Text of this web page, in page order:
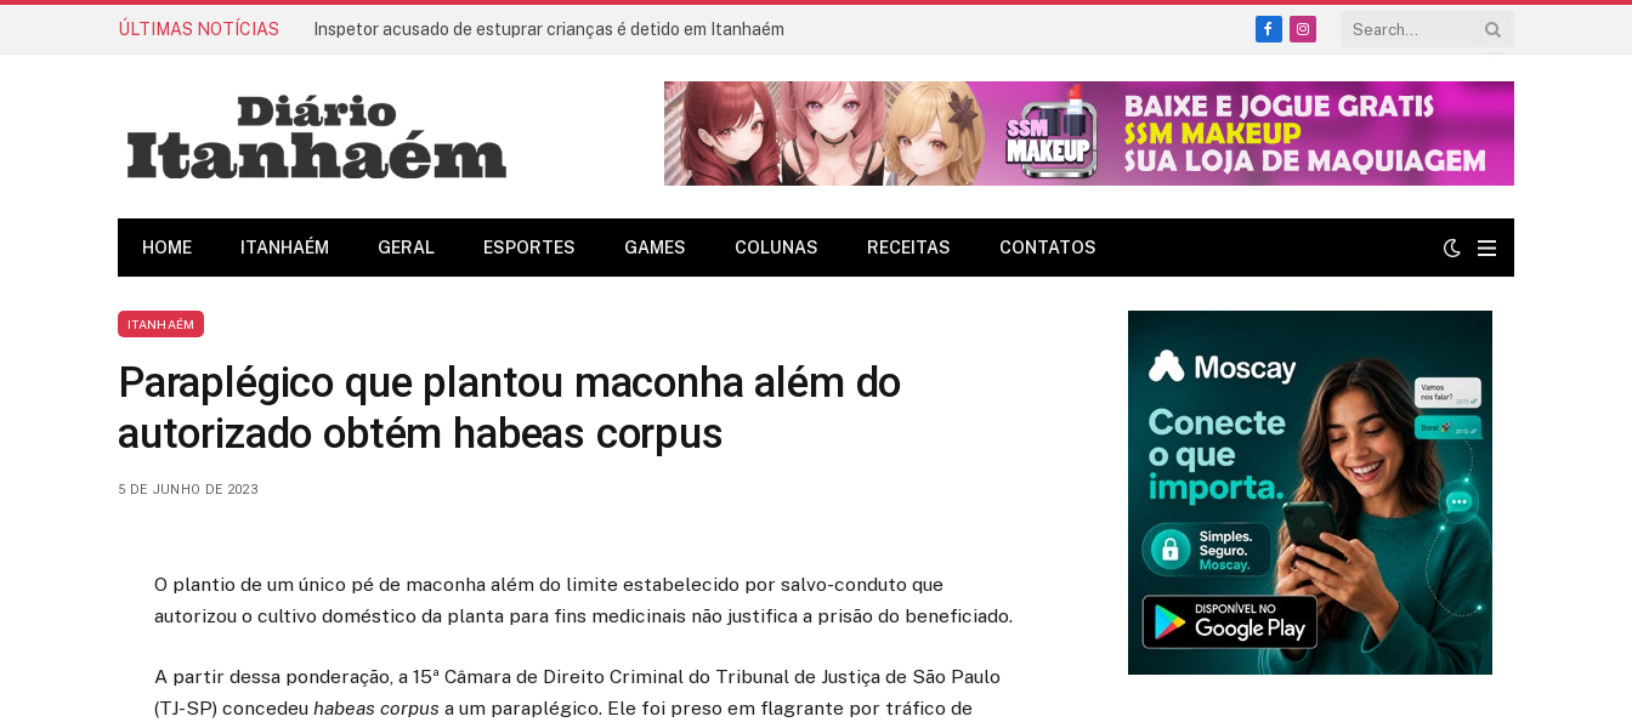
ÚLTIMAS NOTÍCIAS Inspetor acusado de estuprar crianças é detido em Itanhaém
FacebookInstagram
HOME ITANHAÉM GERAL ESPORTES GAMES COLUNAS RECEITAS CONTATOS
ITANHAÉM
Paraplégico que plantou maconha além do
autorizado obtém habeas corpus
5 DE JUNHO DE 2023
O plantio de um único pé de maconha além do limite estabelecido por salvo-conduto que
autorizou o cultivo doméstico da planta para fins medicinais não justifica a prisão do beneficiado.
A partir dessa ponderação, a 15ª Câmara de Direito Criminal do Tribunal de Justiça de São Paulo
(TJ-SP) concedeuhabeas corpus a um paraplégico. Ele foi preso em flagrante por tráfico de